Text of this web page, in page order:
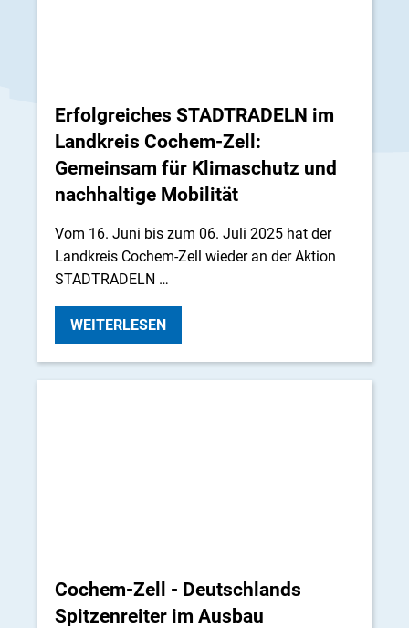
Erfolgreiches STADTRADELN im
Landkreis Cochem-Zell:
Gemeinsam für Klimaschutz und
nachhaltige Mobilität
Vom 16. Juni bis zum 06. Juli 2025 hat der
Landkreis Cochem-Zell wieder an der Aktion
STADTRADELN …
WEITERLESEN
Cochem-Zell - Deutschlands
Spitzenreiter im Ausbau